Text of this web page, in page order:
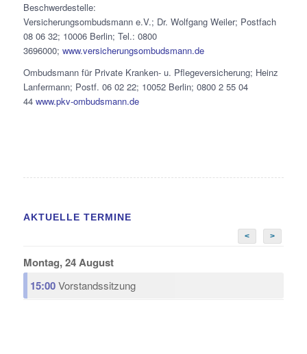
Beschwerdestelle:
Versicherungsombudsmann e.V.; Dr. Wolfgang Weiler; Postfach
08 06 32; 10006 Berlin; Tel.: 0800
3696000; www.versicherungsombudsmann.de
Ombudsmann für Private Kranken- u. Pflegeversicherung; Heinz
Lanfermann; Postf. 06 02 22; 10052 Berlin; 0800 2 55 04
44 www.pkv-ombudsmann.de
AKTUELLE TERMINE
< >
Montag, 24 August
15:00Vorstandssitzung